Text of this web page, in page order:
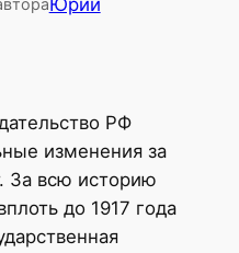
Юрий
РФ
изменения за
За всю историю
до 1917 года